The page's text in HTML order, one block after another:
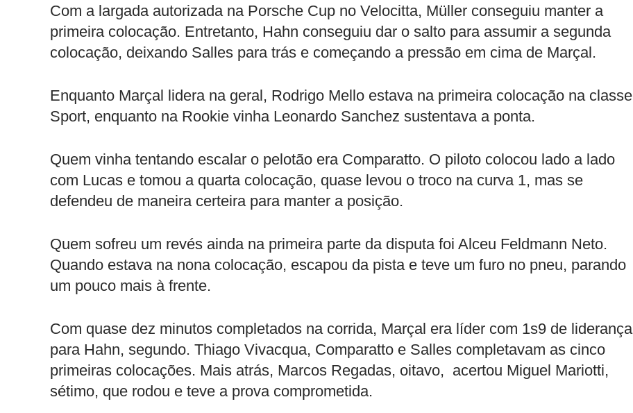
Com a largada autorizada na Porsche Cup no Velocitta, Müller conseguiu manter a
primeira colocação. Entretanto, Hahn conseguiu dar o salto para assumir a segunda
colocação, deixando Salles para trás e começando a pressão em cima de Marçal.
Enquanto Marçal lidera na geral, Rodrigo Mello estava na primeira colocação na classe
Sport, enquanto na Rookie vinha Leonardo Sanchez sustentava a ponta.
Quem vinha tentando escalar o pelotão era Comparatto. O piloto colocou lado a lado
com Lucas e tomou a quarta colocação, quase levou o troco na curva 1, mas se
defendeu de maneira certeira para manter a posição.
Quem sofreu um revés ainda na primeira parte da disputa foi Alceu Feldmann Neto.
Quando estava na nona colocação, escapou da pista e teve um furo no pneu, parando
um pouco mais à frente.
Com quase dez minutos completados na corrida, Marçal era líder com 1s9 de liderança
para Hahn, segundo. Thiago Vivacqua, Comparatto e Salles completavam as cinco
primeiras colocações. Mais atrás, Marcos Regadas, oitavo, acertou Miguel Mariotti,
sétimo, que rodou e teve a prova comprometida.